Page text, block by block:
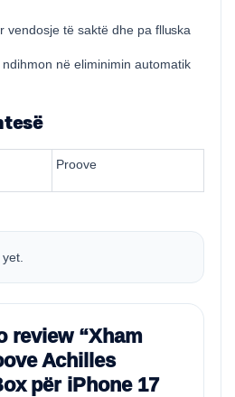
vendosje të saktë dhe pa flluska
në eliminimin automatik
Proove
review “Xham
Achilles
për iPhone 17